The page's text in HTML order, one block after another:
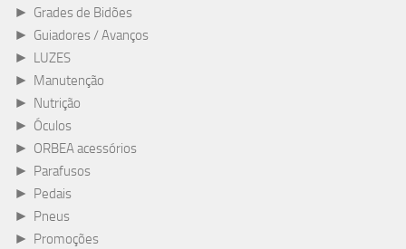
► Grades de Bidões
► Guiadores / Avanços
► LUZES
► Manutenção
► Nutrição
► Óculos
► ORBEA acessórios
► Parafusos
► Pedais
► Pneus
► Promoções